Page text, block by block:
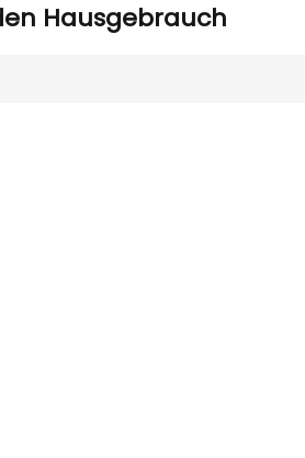
Hausgebrauch